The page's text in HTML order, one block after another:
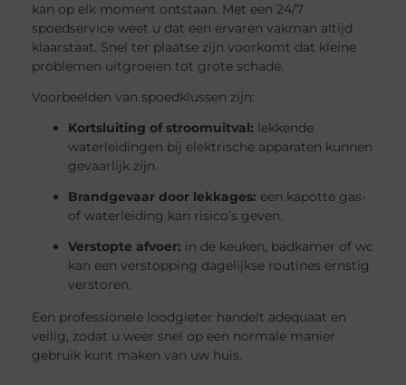
kan op elk moment ontstaan. Met een 24/7
spoedservice weet u dat een ervaren vakman altijd
klaarstaat. Snel ter plaatse zijn voorkomt dat kleine
problemen uitgroeien tot grote schade.
Voorbeelden van spoedklussen zijn:
Kortsluiting of stroomuitval: lekkende
waterleidingen bij elektrische apparaten kunnen
gevaarlijk zijn.
Brandgevaar door lekkages: een kapotte gas-
of waterleiding kan risico’s geven.
Verstopte afvoer: in de keuken, badkamer of wc
kan een verstopping dagelijkse routines ernstig
verstoren.
Een professionele loodgieter handelt adequaat en
veilig, zodat u weer snel op een normale manier
gebruik kunt maken van uw huis.